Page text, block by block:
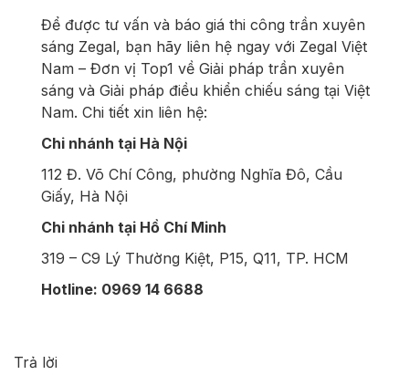
Để được tư vấn và báo giá thi công trần xuyên
sáng Zegal, bạn hãy liên hệ ngay với Zegal Việt
Nam – Đơn vị Top1 về Giải pháp trần xuyên
sáng và Giải pháp điều khiển chiếu sáng tại Việt
Nam. Chi tiết xin liên hệ:
Chi nhánh tại Hà Nội
112 Đ. Võ Chí Công, phường Nghĩa Đô, Cầu
Giấy, Hà Nội
Chi nhánh tại Hồ Chí Minh
319 – C9 Lý Thường Kiệt, P15, Q11, TP. HCM
Hotline: 0969 14 6688
Trả lời